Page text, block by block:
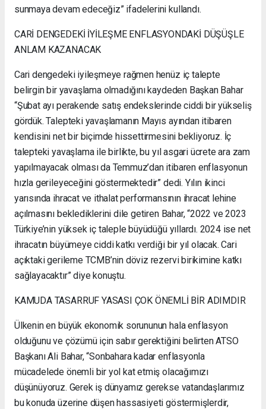
sunmaya devam edeceğiz” ifadelerini kullandı.
CARİ DENGEDEKİ İYİLEŞME ENFLASYONDAKİ DÜŞÜŞLE
ANLAM KAZANACAK
Cari dengedeki iyileşmeye rağmen henüz iç talepte
belirgin bir yavaşlama olmadığını kaydeden Başkan Bahar
“Şubat ayı perakende satış endekslerinde ciddi bir yükseliş
gördük. Talepteki yavaşlamanın Mayıs ayından itibaren
kendisini net bir biçimde hissettirmesini bekliyoruz. İç
talepteki yavaşlama ile birlikte, bu yıl asgari ücrete ara zam
yapılmayacak olması da Temmuz’dan itibaren enflasyonun
hızla gerileyeceğini göstermektedir” dedi. Yılın ikinci
yarısında ihracat ve ithalat performansının ihracat lehine
açılmasını beklediklerini dile getiren Bahar, “2022 ve 2023
Türkiye’nin yüksek iç taleple büyüdüğü yıllardı. 2024 ise net
ihracatın büyümeye ciddi katkı verdiği bir yıl olacak. Cari
açıktaki gerileme TCMB’nin döviz rezervi birikimine katkı
sağlayacaktır” diye konuştu.
KAMUDA TASARRUF YASASI ÇOK ÖNEMLİ BİR ADIMDIR
Ülkenin en büyük ekonomik sorununun hala enflasyon
olduğunu ve çözümü için sabır gerektiğini belirten ATSO
Başkanı Ali Bahar, “Sonbahara kadar enflasyonla
mücadelede önemli bir yol kat etmiş olacağımızı
düşünüyoruz. Gerek iş dünyamız gerekse vatandaşlarımız
bu konuda üzerine düşen hassasiyeti göstermişlerdir,